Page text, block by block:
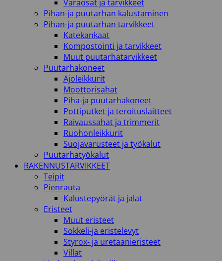
Varaosat ja tarvikkeet
Pihan-ja puutarhan kalustaminen
Pihan-ja puutarhan tarvikkeet
Katekankaat
Kompostointi ja tarvikkeet
Muut puutarhatarvikkeet
Puutarhakoneet
Ajoleikkurit
Moottorisahat
Piha-ja puutarhakoneet
Pottiputket ja teroituslaitteet
Raivaussahat ja trimmerit
Ruohonleikkurit
Suojavarusteet ja työkalut
Puutarhatyökalut
RAKENNUSTARVIKKEET
Teipit
Pienrauta
Kalustepyörät ja jalat
Eristeet
Muut eristeet
Sokkeli-ja eristelevyt
Styrox- ja uretaanieristeet
Villat